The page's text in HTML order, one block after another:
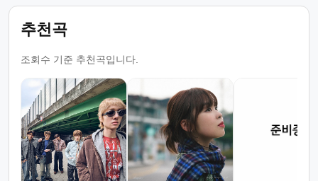
추천곡
조회수 기준 추천곡입니다.